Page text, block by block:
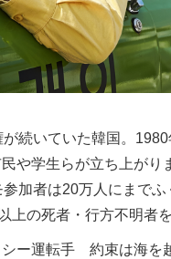
続いていた韓国。
や学生らが立ち上が
加者は20万人にまで
上の死者・行方不明者
ー運転手 約束は海を